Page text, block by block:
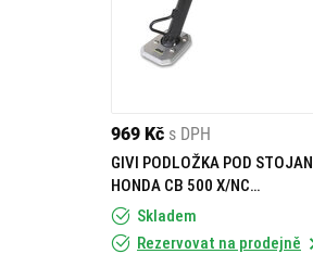
969 Kč s DPH
GIVI PODLOŽKA POD STOJAN
HONDA CB 500 X/NC
700/750/INTEGRA 700/750
ES1111
Skladem
Rezervovat na prodejně